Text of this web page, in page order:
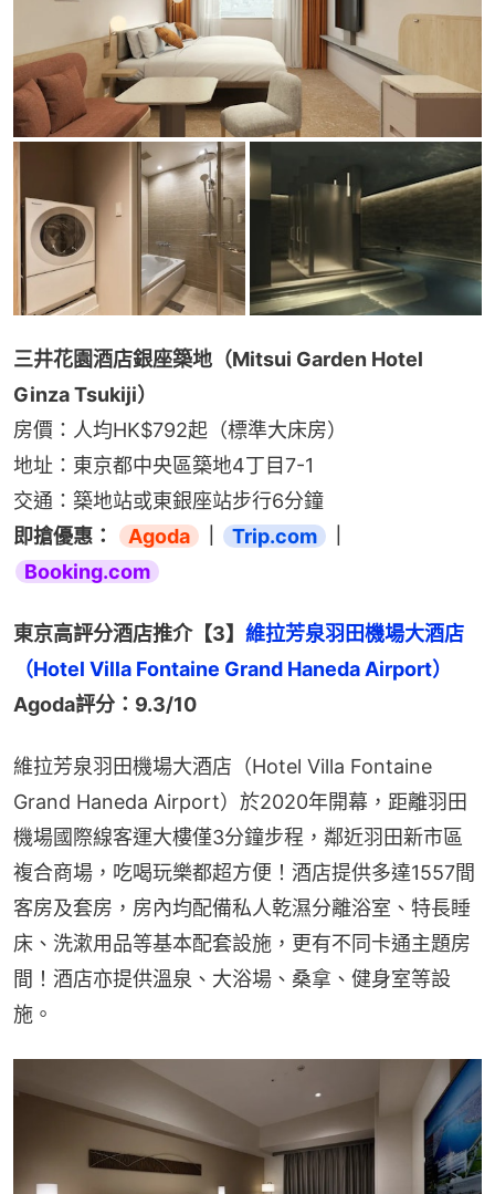
三井花園酒店銀座築地（Mitsui Garden Hotel
Ginza Tsukiji）
房價：人均HK$792起（標準大床房）
地址：東京都中央區築地4丁目7-1
交通：築地站或東銀座站步行6分鐘
即搶優惠：
Agoda Trip.com
Booking.com
東京高評分酒店推介【3】 維拉芳泉羽田機場大酒店
（Hotel Villa Fontaine Grand Haneda Airport）
Agoda評分：9.3/10
維拉芳泉羽田機場大酒店（Hotel Villa Fontaine
Grand Haneda Airport）於2020年開幕，距離羽田
機場國際線客運大樓僅3分鐘步程，鄰近羽田新市區
複合商場，吃喝玩樂都超方便！酒店提供多達1557間
客房及套房，房內均配備私人乾濕分離浴室、特長睡
床、洗漱用品等基本配套設施，更有不同卡通主題房
間！酒店亦提供溫泉、大浴場、桑拿、健身室等設
施。